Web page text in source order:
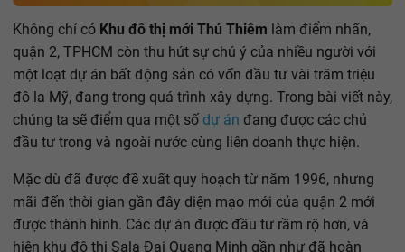
Không chỉ có Khu đô thị mới Thủ Thiêm làm điểm nhấn,
quận 2, TPHCM còn thu hút sự chú ý của nhiều người với
một loạt dự án bất động sản có vốn đầu tư vài trăm triệu
đô la Mỹ, đang trong quá trình xây dựng. Trong bài viết này,
chúng ta sẽ điểm qua một số dự án đang được các chủ
đầu tư trong và ngoài nước cùng liên doanh thực hiện.
Mặc dù đã được đề xuất quy hoạch từ năm 1996, nhưng
mãi đến thời gian gần đây diện mạo mới của quận 2 mới
được thành hình. Các dự án được đầu tư rầm rộ hơn, và
hiện khu đô thị Sala Đại Quang Minh gần như đã hoàn